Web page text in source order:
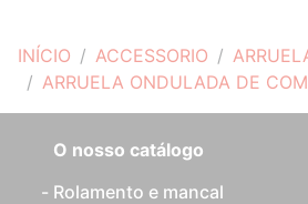
INÍCIO ACCESSORIO
ARRUELA ONDULADA DE
O nosso catálogo
Rolamento e mancal